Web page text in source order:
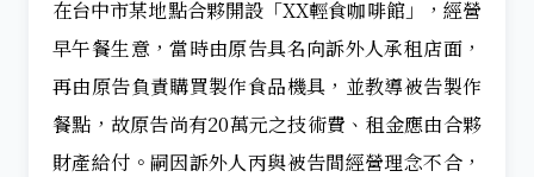
在台中市某地點合夥開設「XX輕食咖啡館」，經營
早午餐生意，當時由原告具名向訴外人承租店面，
再由原告負責購買製作食品機具，並教導被告製作
餐點，故原告尚有20萬元之技術費、租金應由合夥
財產給付。嗣因訴外人丙與被告間經營理念不合，